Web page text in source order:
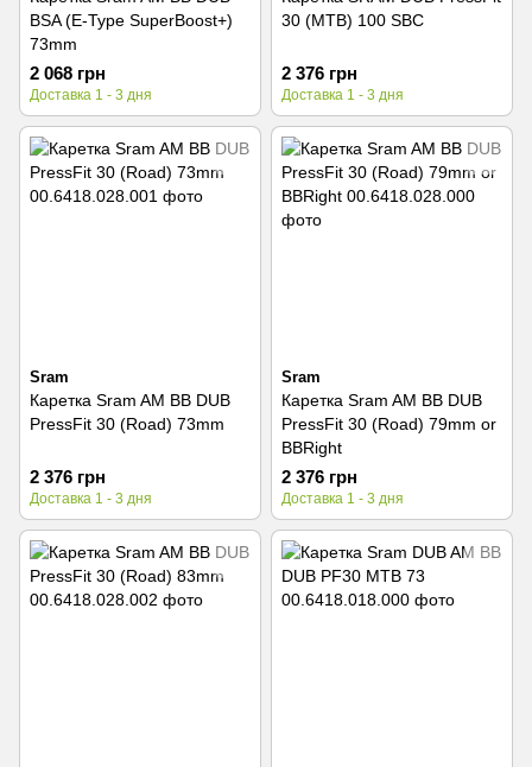
BSA (E-Type SuperBoost+)
73mm
2 068 грн
Доставка 1 - 3 дня
30 (MTB) 100 SBC
2 376 грн
Доставка 1 - 3 дня
Sram
Каретка Sram AM BB DUB
PressFit 30 (Road) 73mm
2 376 грн
Доставка 1 - 3 дня
Sram
Каретка Sram AM BB DUB
PressFit 30 (Road) 79mm or
BBRight
2 376 грн
Доставка 1 - 3 дня